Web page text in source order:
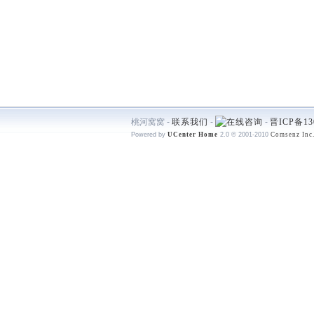
桃河窝窝 - 联系我们 - - 晋ICP备
Powered by UCenter Home 2.0 © 2001-2010 Comsenz Inc.